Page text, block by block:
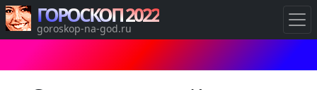
ГОРОСКОП 2022
goroskop-na-god.ru